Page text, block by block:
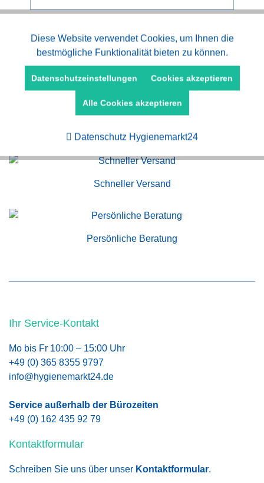
Schneller Versand
Persönliche Beratung
Ihr Service-Kontakt
Mo bis Fr 10:00 – 15:00 Uhr
+49 (0) 365 8355 9797
info@hygienemarkt24.de
Service außerhalb der Bürozeiten
+49 (0) 162 435 92 79
Kontaktformular
Schreiben Sie uns über unser Kontaktformular.
Funktionale Aktiv
Marketing Aktiv
Diese Website verwendet Cookies, um Ihnen die
bestmögliche Funktionalität bieten zu können.
Datenschutzeinstellungen Cookies akzeptieren
Alle Cookies akzeptieren
Datenschutz Hygienemarkt24